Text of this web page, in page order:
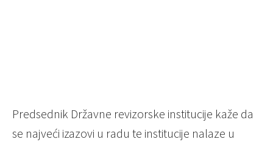
Predsednik Državne revizorske institucije kaže da
se najveći izazovi u radu te institucije nalaze u